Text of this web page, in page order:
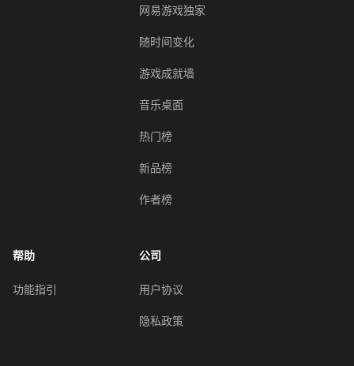
网易游戏独家
随时间变化
游戏成就墙
音乐桌面
热门榜
新品榜
作者榜
帮助
功能指引
公司
用户协议
隐私政策